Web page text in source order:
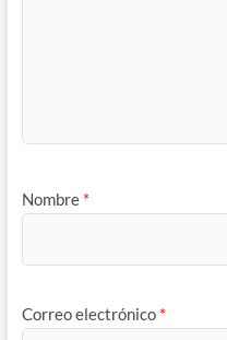
Nombre *
Correo electrónico *